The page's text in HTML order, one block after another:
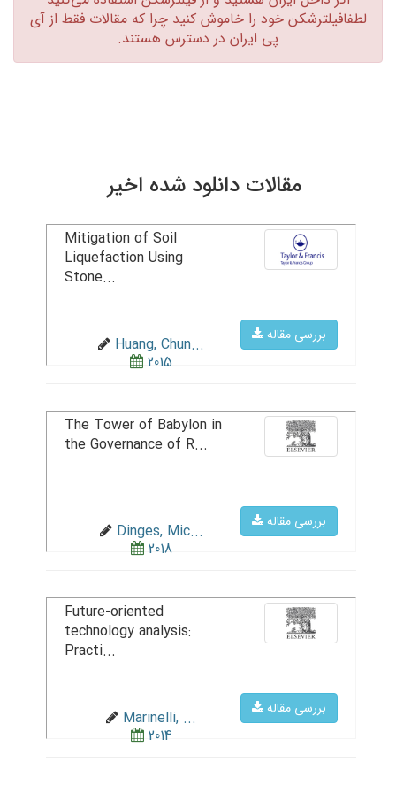
لطفافیلترشکن خود را خاموش کنید چرا که مقالات فقط از آی
پی ایران در دسترس هستند.‏
مقالات دانلود شده اخیر
بررسی مقاله
Mitigation of Soil
Liquefaction Using
Stone...
Huang, Chun...
2015
بررسی مقاله
The Tower of Babylon in
the Governance of R...
Dinges, Mic...
2018
بررسی مقاله
Future-oriented
technology analysis:
Practi...
Marinelli, ...
2014